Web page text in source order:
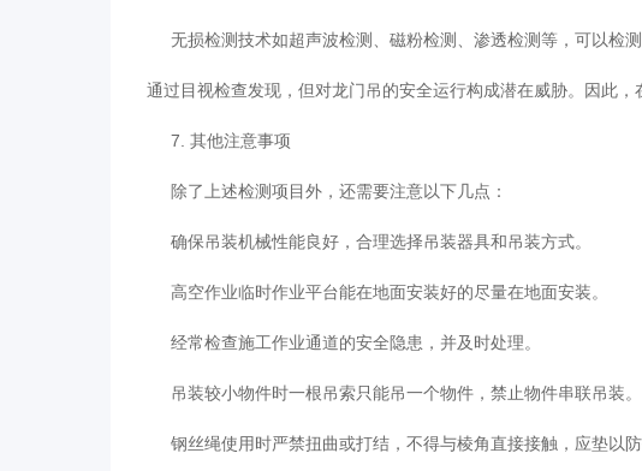
无损检测技术如超声波检测、磁粉检测、渗透检测等，可以检
通过目视检查发现，但对龙门吊的安全运行构成潜在威胁。因此，
7. 其他注意事项
除了上述检测项目外，还需要注意以下几点：
确保吊装机械性能良好，合理选择吊装器具和吊装方式。
高空作业临时作业平台能在地面安装好的尽量在地面安装。
经常检查施工作业通道的安全隐患，并及时处理。
吊装较小物件时一根吊索只能吊一个物件，禁止物件串联吊装。
钢丝绳使用时严禁扭曲或打结，不得与棱角直接接触，应垫以防